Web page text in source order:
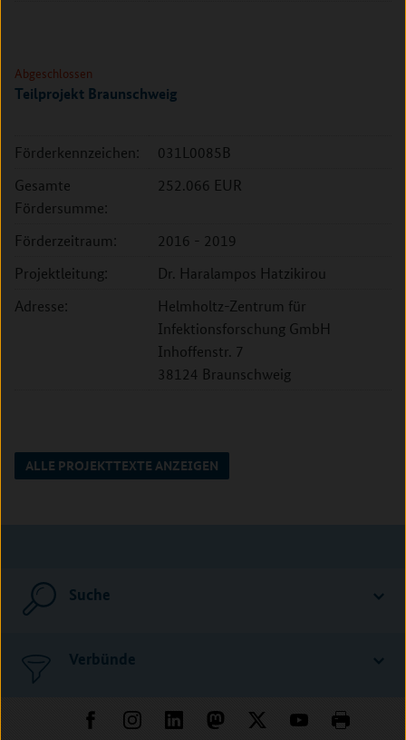
Abgeschlossen
Teilprojekt Braunschweig
Förderkennzeichen:
031L0085B
Gesamte
Fördersumme:
252.066 EUR
Förderzeitraum:
2016 - 2019
Projektleitung:
Dr. Haralampos Hatzikirou
Adresse:
Helmholtz-Zentrum für
Infektionsforschung GmbH
Inhoffenstr. 7
38124 Braunschweig
ALLE PROJEKTTEXTE ANZEIGEN
Suche
Verbünde